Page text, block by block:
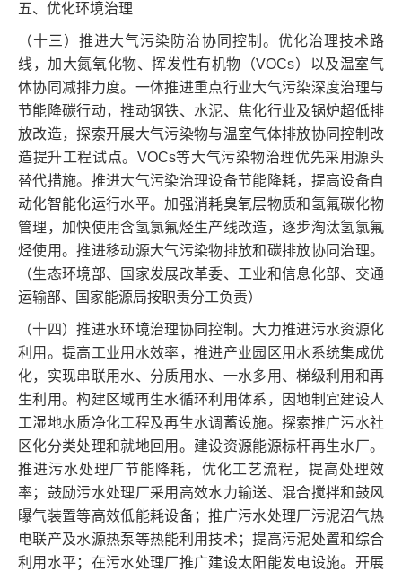
五、优化环境治理
（十三）推进大气污染防治协同控制。优化治理技术路
线，加大氮氧化物、挥发性有机物（VOCs）以及温室气
体协同减排力度。一体推进重点行业大气污染深度治理与
节能降碳行动，推动钢铁、水泥、焦化行业及锅炉超低排
放改造，探索开展大气污染物与温室气体排放协同控制改
造提升工程试点。VOCs等大气污染物治理优先采用源头
替代措施。推进大气污染治理设备节能降耗，提高设备自
动化智能化运行水平。加强消耗臭氧层物质和氢氟碳化物
管理，加快使用含氢氯氟烃生产线改造，逐步淘汰氢氯氟
烃使用。推进移动源大气污染物排放和碳排放协同治理。
（生态环境部、国家发展改革委、工业和信息化部、交通
运输部、国家能源局按职责分工负责）
（十四）推进水环境治理协同控制。大力推进污水资源化
利用。提高工业用水效率，推进产业园区用水系统集成优
化，实现串联用水、分质用水、一水多用、梯级利用和再
生利用。构建区域再生水循环利用体系，因地制宜建设人
工湿地水质净化工程及再生水调蓄设施。探索推广污水社
区化分类处理和就地回用。建设资源能源标杆再生水厂。
推进污水处理厂节能降耗，优化工艺流程，提高处理效
率；鼓励污水处理厂采用高效水力输送、混合搅拌和鼓风
曝气装置等高效低能耗设备；推广污水处理厂污泥沼气热
电联产及水源热泵等热能利用技术；提高污泥处置和综合
利用水平；在污水处理厂推广建设太阳能发电设施。开展